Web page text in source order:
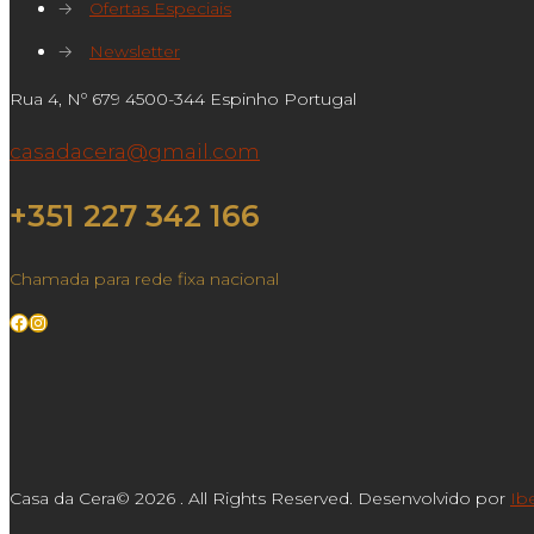
→
Ofertas Especiais
→
Newsletter
Rua 4, Nº 679 4500-344 Espinho Portugal
casadacera@gmail.com
+351 227 342 166
Chamada para rede fixa nacional
Facebook
Instagram
Casa da Cera© 2026 . All Rights Reserved. Desenvolvido por